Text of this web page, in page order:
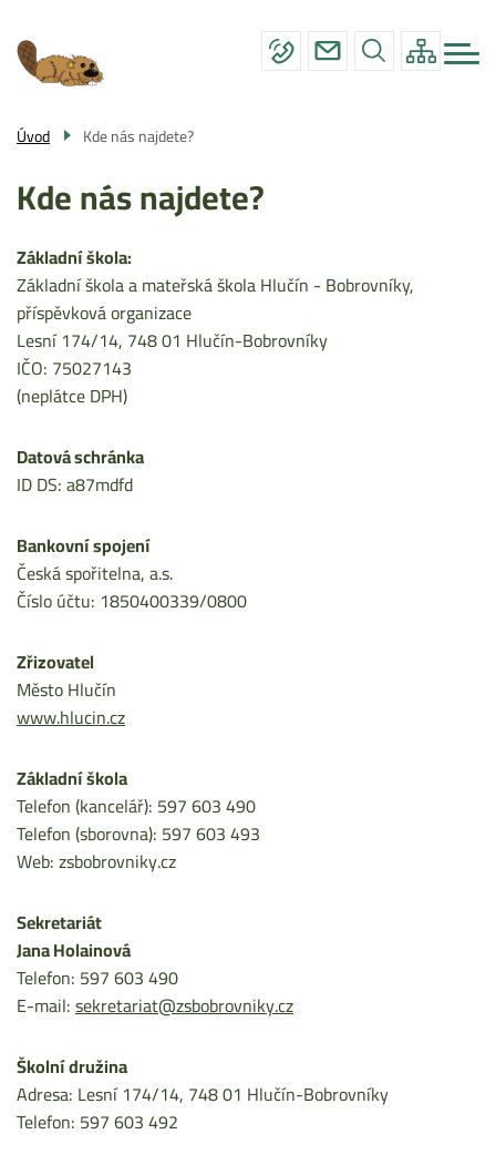
hlavnímu
navigace
MATEŘSKÁ ŠKOLA
KONTAKTY
Úvod Kde nás najdete?
Kde nás najdete?
Základní škola:
Základní škola a mateřská škola Hlučín - Bobrovníky,
příspěvková organizace
Lesní 174/14, 748 01 Hlučín-Bobrovníky
IČO: 75027143
(neplátce DPH)
Datová schránka
ID DS: a87mdfd
Bankovní spojení
Česká spořitelna, a.s.
Číslo účtu: 1850400339/0800
Zřizovatel
Město Hlučín
www.hlucin.cz
Základní škola
Telefon (kancelář): 597 603 490
Telefon (sborovna): 597 603 493
Web: zsbobrovniky.cz
Sekretariát
Jana Holainová
Telefon: 597 603 490
E-mail:sekretariat@zsbobrovniky.cz
Školní družina
Adresa: Lesní 174/14, 748 01 Hlučín-Bobrovníky
Telefon: 597 603 492